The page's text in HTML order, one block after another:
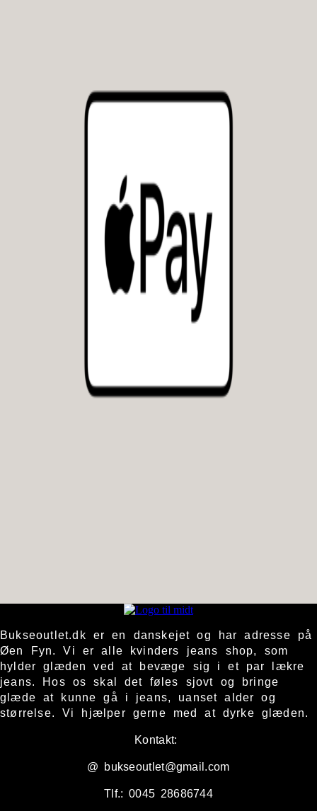
Bukseoutlet.dk er en danskejet og har adresse på
Øen Fyn. Vi er alle kvinders jeans shop, som
hylder glæden ved at bevæge sig i et par lækre
jeans. Hos os skal det føles sjovt og bringe
glæde at kunne gå i jeans, uanset alder og
størrelse. Vi hjælper gerne med at dyrke glæden.
Kontakt:
@ bukseoutlet@gmail.com
Tlf.: 0045 28686744